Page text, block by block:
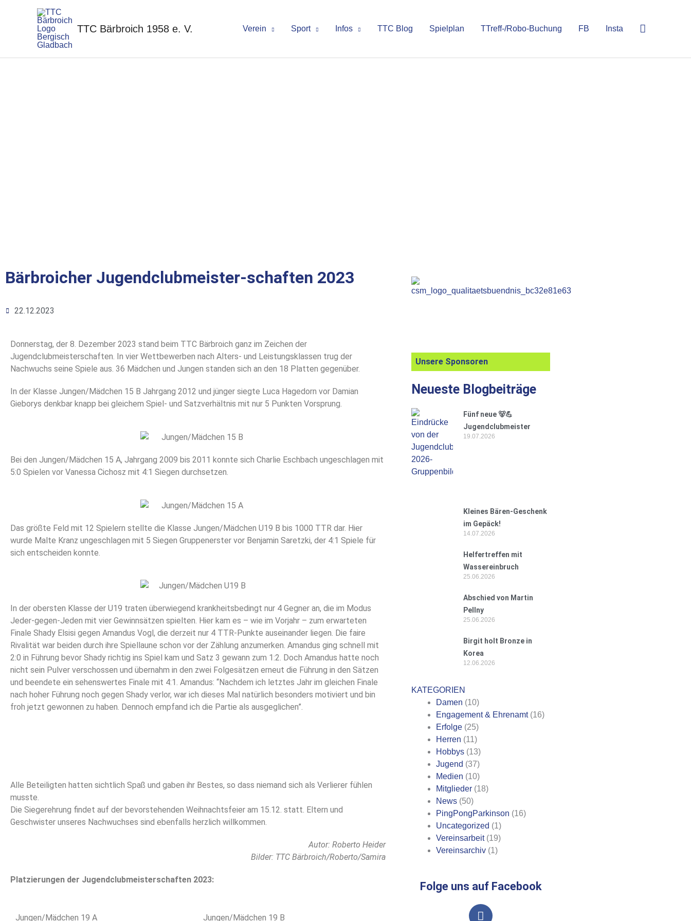
TTC Bärbroich 1958 e. V. Verein Sport Infos TTC Blog Spielplan TTreff-/Robo-Buchung FB Insta
Bärbroicher Jugendclubmeister-schaften 2023
22.12.2023
Donnerstag, der 8. Dezember 2023 stand beim TTC Bärbroich ganz im Zeichen der
Jugendclubmeisterschaften. In vier Wettbewerben nach Alters- und Leistungsklassen trug der
Nachwuchs seine Spiele aus. 36 Mädchen und Jungen standen sich an den 18 Platten gegenüber.
In der Klasse Jungen/Mädchen 15 B Jahrgang 2012 und jünger siegte Luca Hagedorn vor Damian
Gieborys denkbar knapp bei gleichem Spiel- und Satzverhältnis mit nur 5 Punkten Vorsprung.
Bei den Jungen/Mädchen 15 A, Jahrgang 2009 bis 2011 konnte sich Charlie Eschbach ungeschlagen mit
5:0 Spielen vor Vanessa Cichosz mit 4:1 Siegen durchsetzen.
Das größte Feld mit 12 Spielern stellte die Klasse Jungen/Mädchen U19 B bis 1000 TTR dar. Hier
wurde Malte Kranz ungeschlagen mit 5 Siegen Gruppenerster vor Benjamin Saretzki, der 4:1 Spiele für
sich entscheiden konnte.
In der obersten Klasse der U19 traten überwiegend krankheitsbedingt nur 4 Gegner an, die im Modus
Jeder-gegen-Jeden mit vier Gewinnsätzen spielten. Hier kam es – wie im Vorjahr – zum erwarteten
Finale Shady Elsisi gegen Amandus Vogl, die derzeit nur 4 TTR-Punkte auseinander liegen. Die faire
Rivalität war beiden durch ihre Spiellaune schon vor der Zählung anzumerken. Amandus ging schnell mit
2:0 in Führung bevor Shady richtig ins Spiel kam und Satz 3 gewann zum 1:2. Doch Amandus hatte noch
nicht sein Pulver verschossen und übernahm in den zwei Folgesätzen erneut die Führung in den Sätzen
und beendete ein sehenswertes Finale mit 4:1. Amandus: “Nachdem ich letztes Jahr im gleichen Finale
nach hoher Führung noch gegen Shady verlor, war ich dieses Mal natürlich besonders motiviert und bin
froh jetzt gewonnen zu haben. Dennoch empfand ich die Partie als ausgeglichen”.
Alle Beteiligten hatten sichtlich Spaß und gaben ihr Bestes, so dass niemand sich als Verlierer fühlen
musste.
Die Siegerehrung findet auf der bevorstehenden Weihnachtsfeier am 15.12. statt. Eltern und
Geschwister unseres Nachwuchses sind ebenfalls herzlich willkommen.
Autor: Roberto Heider
Bilder: TTC Bärbroich/Roberto/Samira
Platzierungen der Jugendclubmeisterschaften 2023:
Jungen/Mädchen 19 A
Jungen/Mädchen 19 B
Unsere Sponsoren
Neueste Blogbeiträge
Fünf neue 🐻💪
Jugendclubmeister
19.07.2026
Kleines Bären-Geschenk
im Gepäck!
14.07.2026
Helfertreffen mit
Wassereinbruch
25.06.2026
Abschied von Martin
Pellny
25.06.2026
Birgit holt Bronze in
Korea
12.06.2026
KATEGORIEN
Damen (10)
Engagement & Ehrenamt(16)
Erfolge (25)
Herren (11)
Hobbys (13)
Jugend (37)
Medien (10)
Mitglieder (18)
News (50)
PingPongParkinson (16)
Uncategorized (1)
Vereinsarbeit(19)
Vereinsarchiv (1)
Folge uns auf Facebook
F